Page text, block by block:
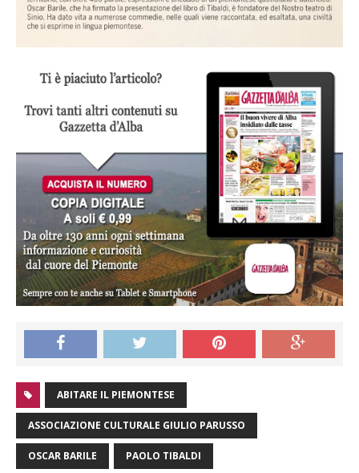
ABITARE IL PIEMONTESE
ASSOCIAZIONE CULTURALE GIULIO PARUSSO
OSCAR BARILE PAOLO TIBALDI